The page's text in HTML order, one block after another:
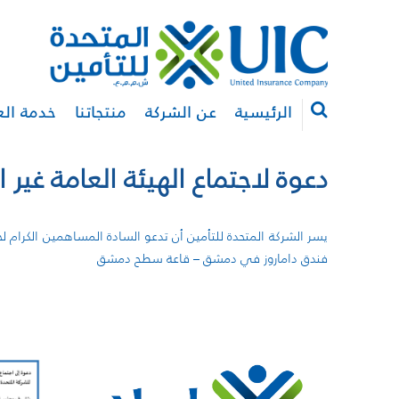
الرئيسية عن الشركة منتجاتنا خدمة
دعوة لاجتماع الهيئة العامة
فندق داماروز في دمشق – قاعة سطح دمشق